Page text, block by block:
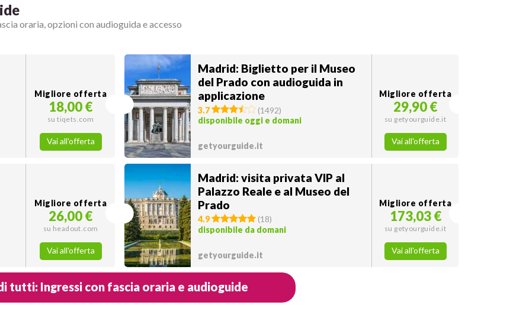
oraria, opzioni con audioguida e accesso
Migliore offerta
18,00 €
su tiqets.com
Vai all'offerta
Madrid: Biglietto per il Museo
del Prado con audioguida in
applicazione
3.7 (1492)
disponibile oggi e domani
getyourguide.it
Migliore offerta
29,90 €
su getyourguide.it
Vai all'offerta
Migliore offerta
26,00 €
su headout.com
Vai all'offerta
Madrid: visita privata VIP al
Palazzo Reale e al Museo del
Prado
4.9 (18)
disponibile da domani
getyourguide.it
Migliore offerta
173,03 €
su getyourguide.it
Vai all'offerta
tutti: Ingressi con fascia oraria e audioguide